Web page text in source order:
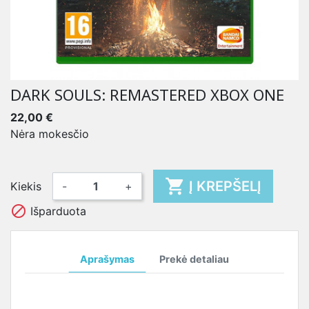
DARK SOULS: REMASTERED XBOX ONE
22,00 €
Nėra mokesčio
Kiekis - +  Į KREPŠELĮ
 Išparduota
Aprašymas Prekė detaliau